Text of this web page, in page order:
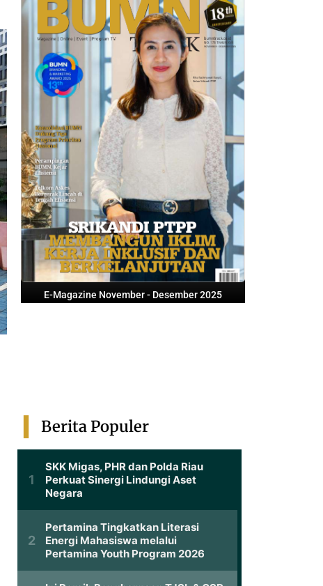
E-Magazine November - Desember 2025
Berita Populer